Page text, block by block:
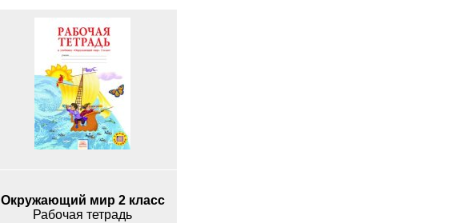
Окружающий мир 2 класс
Рабочая тетрадь